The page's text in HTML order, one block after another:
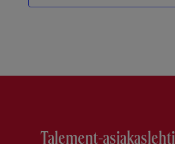
Talement-asiakaslehti